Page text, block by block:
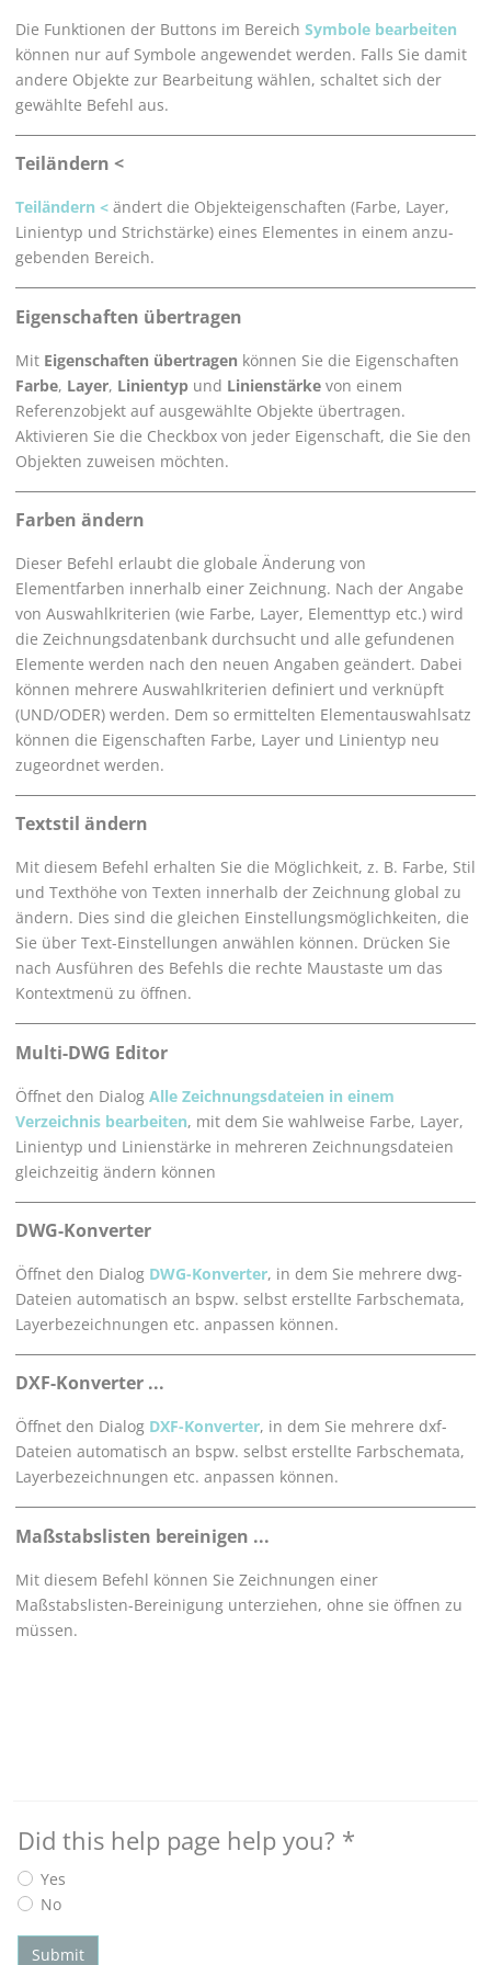
Die Funktionen der Buttons im Bereich Symbole bearbeiten
können nur auf Symbole angewendet werden. Falls Sie damit
andere Objekte zur Bearbeitung wählen, schaltet sich der
gewählte Befehl aus.
Teiländern <
Teiländern < ändert die Objekteigenschaften (Farbe, Layer,
Linientyp und Strichstärke) eines Elementes in einem anzu­
gebenden Bereich.
Eigenschaften übertragen
Mit Eigenschaften übertragen können Sie die Eigenschaften
Farbe, Layer, Linientyp und Linienstärke von einem
Referenzobjekt auf ausgewählte Objekte übertragen.
Aktivieren Sie die Checkbox von jeder Eigenschaft, die Sie den
Objekten zuweisen möchten.
Farben ändern
Dieser Befehl erlaubt die globale Änderung von
Elementfarben innerhalb einer Zeichnung. Nach der Angabe
von Auswahlkriterien (wie Farbe, Layer, Elementtyp etc.) wird
die Zeichnungsdatenbank durchsucht und alle gefundenen
Elemente werden nach den neuen Angaben geändert. Dabei
können mehrere Auswahlkriterien definiert und verknüpft
(UND/ODER) werden. Dem so ermittelten Elementauswahlsatz
können die Eigenschaften Farbe, Layer und Linientyp neu
zugeordnet werden.
Textstil ändern
Mit diesem Befehl erhalten Sie die Möglichkeit, z. B. Farbe, Stil
und Texthöhe von Texten innerhalb der Zeichnung global zu
ändern. Dies sind die gleichen Einstellungsmöglichkeiten, die
Sie über Text-Einstellungen anwählen können. Drücken Sie
nach Ausführen des Befehls die rechte Maustaste um das
Kontextmenü zu öffnen.
Multi-DWG Editor
Öffnet den Dialog Alle Zeichnungsdateien in einem
Verzeichnis bearbeiten, mit dem Sie wahlweise Farbe, Layer,
Linientyp und Linienstärke in mehreren Zeichnungsdateien
gleichzeitig ändern können
DWG-Konverter
Öffnet den Dialog DWG-Konverter, in dem Sie mehrere dwg-
Dateien automatisch an bspw. selbst erstellte Farbschemata,
Layerbezeichnungen etc. anpassen können.
DXF-Konverter ...
Öffnet den Dialog DXF-Konverter, in dem Sie mehrere dxf-
Dateien automatisch an bspw. selbst erstellte Farbschemata,
Layerbezeichnungen etc. anpassen können.
Maßstabslisten bereinigen ...
Mit diesem Befehl können Sie Zeichnungen einer
Maßstabslisten-Bereinigung unterziehen, ohne sie öffnen zu
müssen.
Did this help page help you? *
Yes
No
Submit